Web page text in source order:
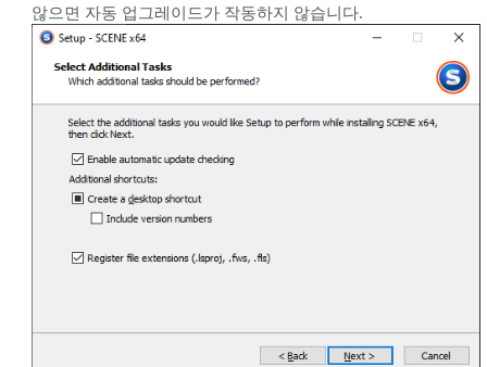
않으면 자동 업그레이드가 작동하지 않습니다.